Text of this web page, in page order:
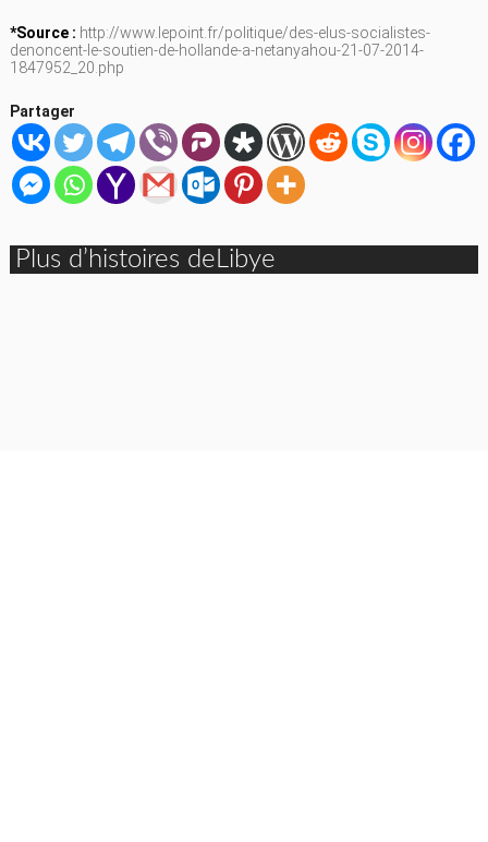
*Source : http://www.lepoint.fr/politique/des-elus-socialistes-
denoncent-le-soutien-de-hollande-a-netanyahou-21-07-2014-
1847952_20.php
Partager
Plus d’histoires deLibye